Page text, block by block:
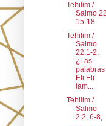
Tehilim /
Salmo
15-18
Tehilim /
Salmo
22.1-2:
¿Las
palabras
Eli Eli
lam...
Tehilim /
Salmo
2:2, 6-8,